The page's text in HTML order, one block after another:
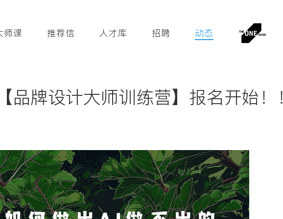
师课 推荐信 人才库 招聘 动态
品牌设计大师训练营】报名开始！！